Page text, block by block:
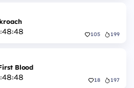
:48:47 105 199
Blood
:48:47 18 197